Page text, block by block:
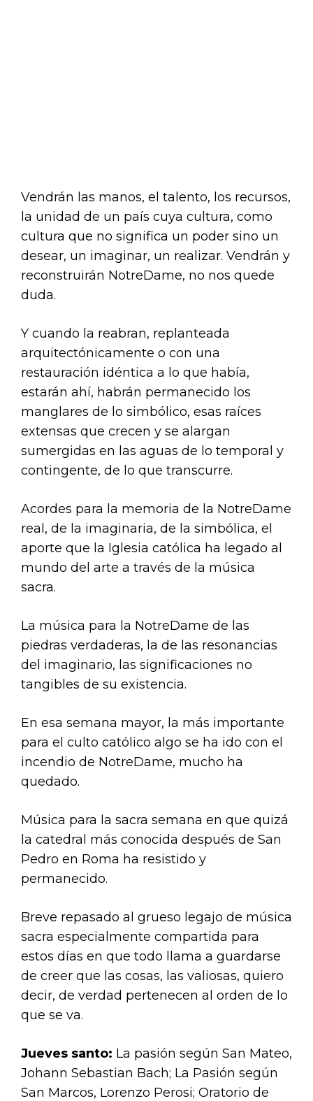
Vendrán las manos, el talento, los recursos,
la unidad de un país cuya cultura, como
cultura que no significa un poder sino un
desear, un imaginar, un realizar. Vendrán y
reconstruirán NotreDame, no nos quede
duda.
Y cuando la reabran, replanteada
arquitectónicamente o con una
restauración idéntica a lo que había,
estarán ahí, habrán permanecido los
manglares de lo simbólico, esas raíces
extensas que crecen y se alargan
sumergidas en las aguas de lo temporal y
contingente, de lo que transcurre.
Acordes para la memoria de la NotreDame
real, de la imaginaria, de la simbólica, el
aporte que la Iglesia católica ha legado al
mundo del arte a través de la música
sacra.
La música para la NotreDame de las
piedras verdaderas, la de las resonancias
del imaginario, las significaciones no
tangibles de su existencia.
En esa semana mayor, la más importante
para el culto católico algo se ha ido con el
incendio de NotreDame, mucho ha
quedado.
Música para la sacra semana en que quizá
la catedral más conocida después de San
Pedro en Roma ha resistido y
permanecido.
Breve repasado al grueso legajo de música
sacra especialmente compartida para
estos días en que todo llama a guardarse
de creer que las cosas, las valiosas, quiero
decir, de verdad pertenecen al orden de lo
que se va.
Jueves santo: La pasión según San Mateo,
Johann Sebastian Bach; La Pasión según
San Marcos, Lorenzo Perosi; Oratorio de